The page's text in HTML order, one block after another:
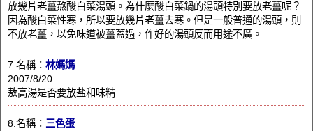
放幾片老薑熬酸白菜湯頭。為什麼酸白菜鍋的湯頭特別要放老薑呢？
因為酸白菜性寒，所以要放幾片老薑去寒。但是一般普通的湯頭，則
不放老薑，以免味道被薑蓋過，作好的湯頭反而用途不廣。
7.名稱： 林媽媽
2007/8/20
敖高湯是否要放盐和味精
8.名稱： 三色蛋